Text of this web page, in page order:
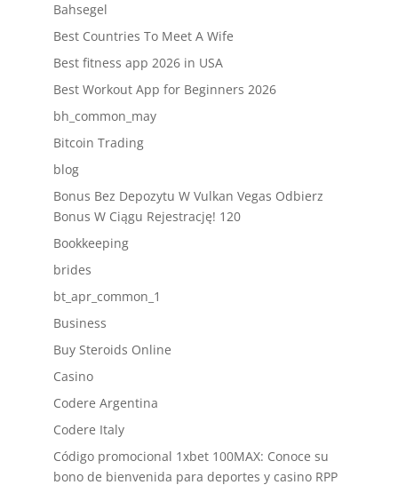
Bahsegel
Best Countries To Meet A Wife
Best fitness app 2026 in USA
Best Workout App for Beginners 2026
bh_common_may
Bitcoin Trading
blog
Bonus Bez Depozytu W Vulkan Vegas Odbierz
Bonus W Ciągu Rejestrację! 120
Bookkeeping
brides
bt_apr_common_1
Business
Buy Steroids Online
Casino
Codere Argentina
Codere Italy
Código promocional 1xbet 100MAX: Conoce su
bono de bienvenida para deportes y casino RPP